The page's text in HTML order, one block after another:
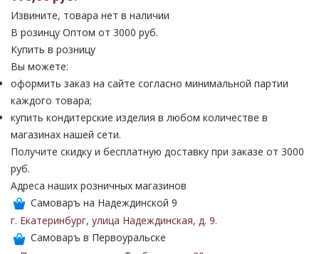
Извините, товара нет в наличии
В розинцу Оптом от 3000 руб.
Купить в розницу
Вы можете:
оформить заказ на сайте согласно минимальной партии
каждого товара;
купить кондитерские изделия в любом количестве в
магазинах нашей сети.
Получите скидку и бесплатную доставку при заказе от 3000
руб.
Адреса наших розничных магазинов
Самоваръ на Надеждинской 9
г. Екатеринбург, улица Надеждинская, д. 9.
Самоваръ в Первоуральске